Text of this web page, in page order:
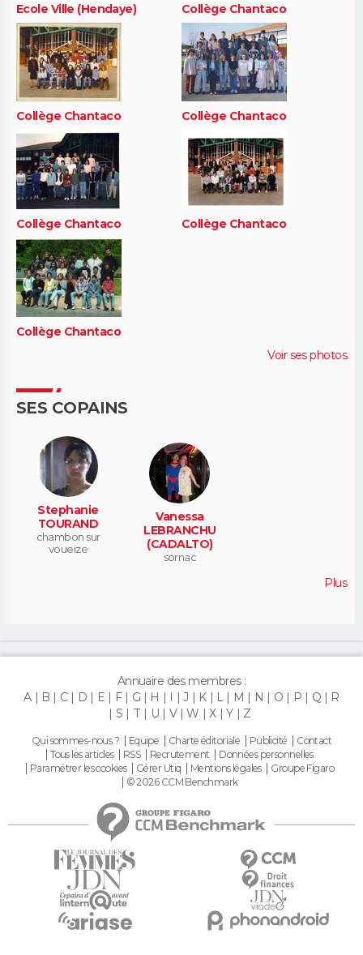
Ecole Ville (Hendaye) Collège Chantaco
Collège Chantaco Collège Chantaco
Collège Chantaco Collège Chantaco
Collège Chantaco
Voir ses photos
SES COPAINS
Stephanie
TOURAND
chambon sur
voueize
Vanessa
LEBRANCHU
(CADALTO)
sornac
Plus
Annuaire des membres :
A
B C D E F G H I J K L M N O P Q
R
S
T U V W X Y Z
Qui sommes-nous ? Equipe Charte éditoriale Publicité
Contact
Tous les articles
RSS Recrutement
Données personnelles
Paramétrer les cookies
Gérer Utiq Mentions légales
Groupe Figaro
© 2026 CCM Benchmark